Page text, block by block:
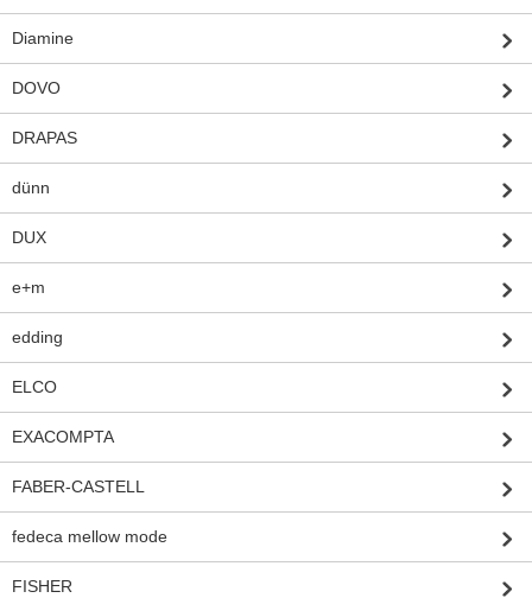
Diamine
DOVO
DRAPAS
dünn
DUX
e+m
edding
ELCO
EXACOMPTA
FABER-CASTELL
fedeca mellow mode
FISHER